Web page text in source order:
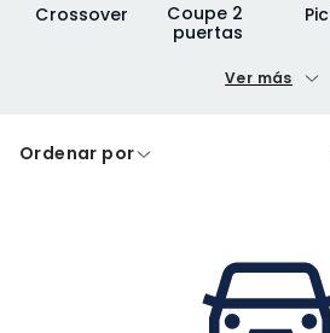
Crossover
Coupe 2
puertas
A crédito
Ver más
Ordenar por